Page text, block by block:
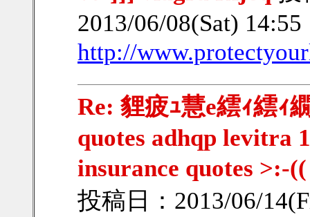
2013/06/08(Sat)
http://
Re: 貍疲ｭ慧e繧ｨ繧ｨ
quotes adhqp levitra
insurance quotes >:-
投稿日：2013/06/